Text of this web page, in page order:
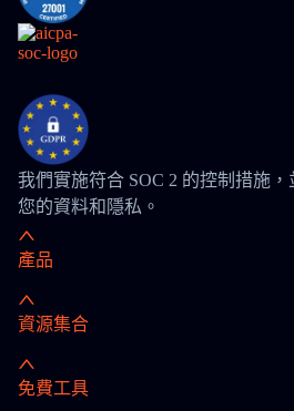
我們實施符合 SOC 2 的控制措施
您的資料和隱私。
產品
資源集合
免費工具